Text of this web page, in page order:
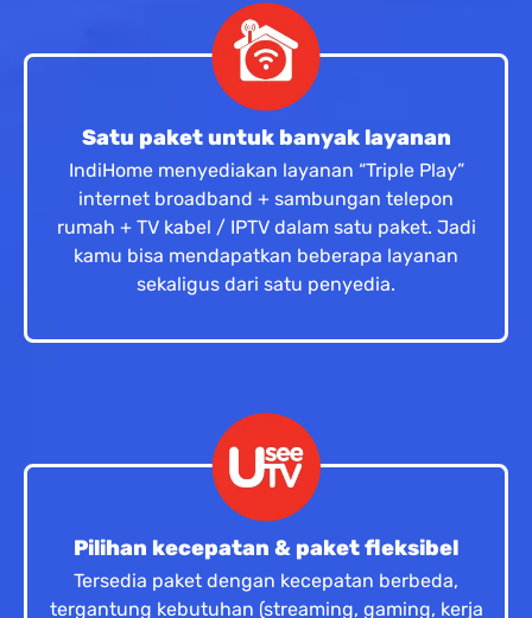
Satu paket untuk banyak layanan
IndiHome menyediakan layanan “Triple Play”
internet broadband + sambungan telepon
rumah + TV kabel / IPTV dalam satu paket. Jadi
kamu bisa mendapatkan beberapa layanan
sekaligus dari satu penyedia.
Pilihan kecepatan & paket fleksibel
Tersedia paket dengan kecepatan berbeda,
tergantung kebutuhan (streaming, gaming, kerja